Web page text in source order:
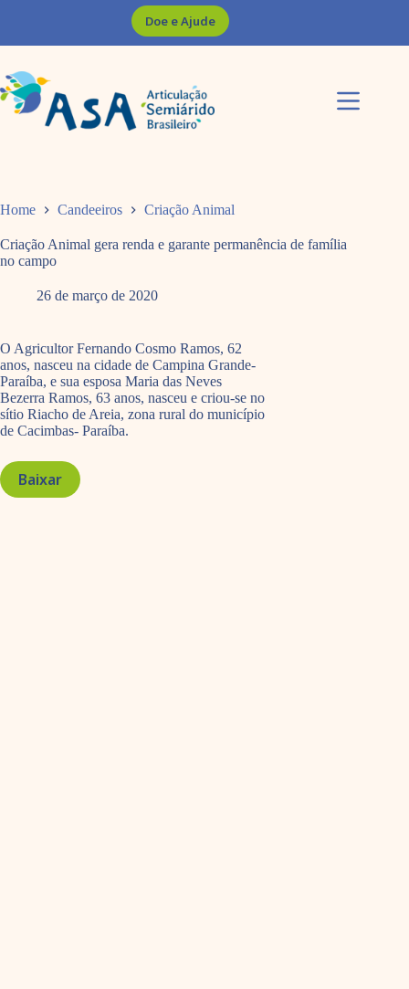
Doe e Ajude
Home Candeeiros Criação Animal
Criação Animal gera renda e garante permanência de família
no campo
26 de março de 2020
O Agricultor Fernando Cosmo Ramos, 62
anos, nasceu na cidade de Campina Grande-
Paraíba, e sua esposa Maria das Neves
Bezerra Ramos, 63 anos, nasceu e criou-se no
sítio Riacho de Areia, zona rural do município
de Cacimbas- Paraíba.
Baixar